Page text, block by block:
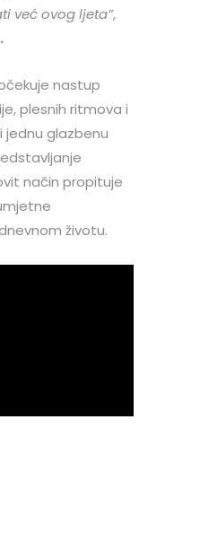
već ovog ljeta”,
nastup
plesnih ritmova i
jednu glazbenu
način propituje
životu.